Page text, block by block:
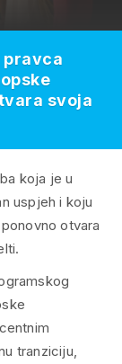
koja je u
uspjeh i koju
otvara
tranziciju,
pravca
svoja